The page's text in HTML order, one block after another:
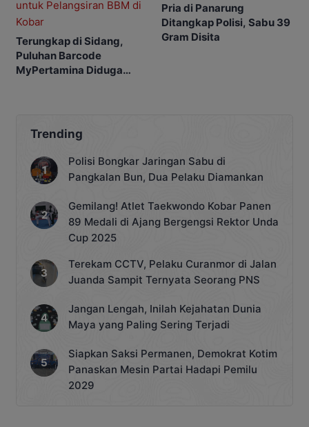
Terungkap di Sidang,
Puluhan Barcode
MyPertamina Diduga
Pria di Panarung
Ditangkap Polisi, Sabu 39
Gram Disita
Trending
Polisi Bongkar Jaringan Sabu di
Pangkalan Bun, Dua Pelaku Diamankan
Gemilang! Atlet Taekwondo Kobar Panen
89 Medali di Ajang Bergengsi Rektor Unda
Cup 2025
Terekam CCTV, Pelaku Curanmor di Jalan
Juanda Sampit Ternyata Seorang PNS
Jangan Lengah, Inilah Kejahatan Dunia
Maya yang Paling Sering Terjadi
Siapkan Saksi Permanen, Demokrat Kotim
Panaskan Mesin Partai Hadapi Pemilu
2029